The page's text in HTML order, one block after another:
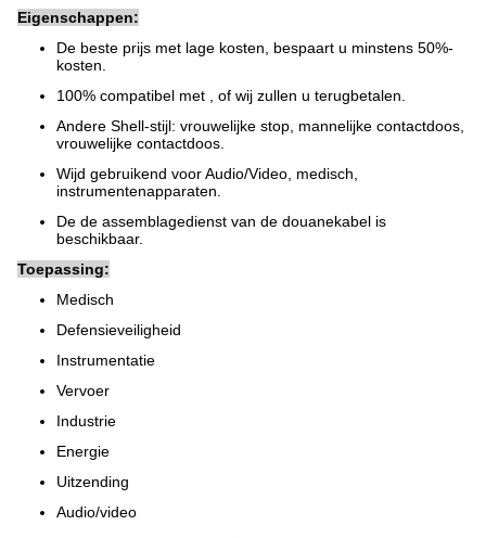
Eigenschappen:
De beste prijs met lage kosten, bespaart u minstens 50%-
kosten.
100% compatibel met , of wij zullen u terugbetalen.
Andere Shell-stijl: vrouwelijke stop, mannelijke contactdoos,
vrouwelijke contactdoos.
Wijd gebruikend voor Audio/Video, medisch,
instrumentenapparaten.
De de assemblagedienst van de douanekabel is
beschikbaar.
Toepassing:
Medisch
Defensieveiligheid
Instrumentatie
Vervoer
Industrie
Energie
Uitzending
Audio/video